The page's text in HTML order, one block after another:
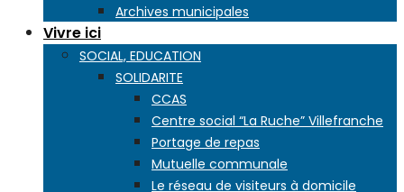
Archives municipales
Vivre ici
SOCIAL, EDUCATION
SOLIDARITE
CCAS
Centre social “La Ruche” Villefranche
Portage de repas
Mutuelle communale
Le réseau de visiteurs à domicile